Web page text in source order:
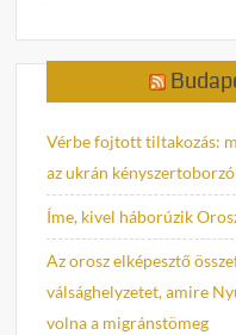
Vérbe fojtott tiltakozás:
az ukrán
Íme, kivel háborúzik
Az orosz elképesztő
válsághelyzetet, amire
volna a migránstömeg